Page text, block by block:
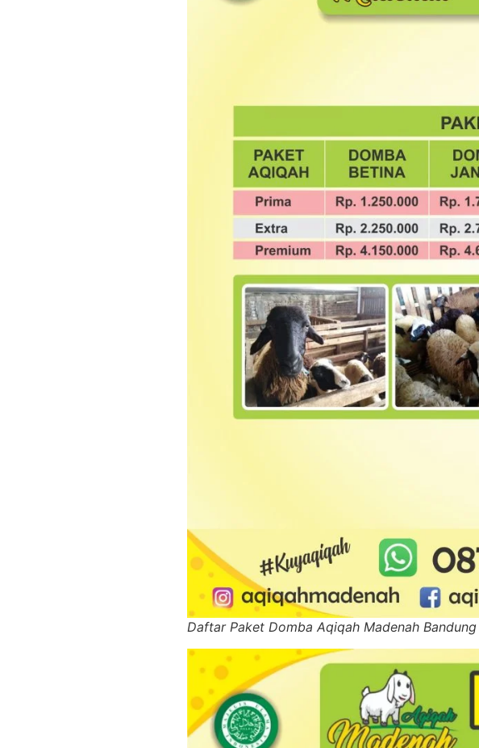
Daftar Paket Domba Aqiqah Madenah Bandung